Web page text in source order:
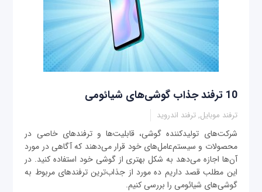
10 ترفند جذاب گوشی‌های شیائومی
ترفند موبایل, ترفند اندروید
شرکت‌های تولیدکننده گوشی، قابلیت‌ها و ترفندهای خاصی در
محصولات و سیستم‌عامل‌های خود قرار می‌دهند که آگاهی در مورد
آن‌ها اجازه می‌دهد به شکل بهتری از گوشی خود استفاده کنید. در
این مطلب قصد داریم ده مورد از جذاب‌ترین ترفندهای مربوط به
گوشی‌های شیائومی را بررسی کنیم.